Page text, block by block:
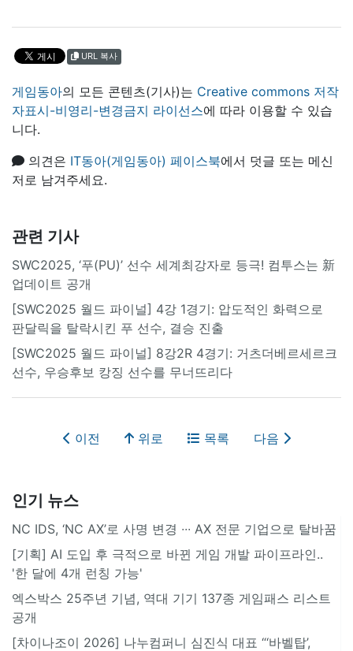
URL 복사
게임동아의 모든 콘텐츠(기사)는 Creative commons 저작
자표시-비영리-변경금지 라이선스에 따라 이용할 수 있습
니다.
의견은 IT동아(게임동아) 페이스북에서 덧글 또는 메신
저로 남겨주세요.
관련 기사
SWC2025, ‘푸(PU)’ 선수 세계최강자로 등극! 컴투스는 新
업데이트 공개
[SWC2025 월드 파이널] 4강 1경기: 압도적인 화력으로
판달릭을 탈락시킨 푸 선수, 결승 진출
[SWC2025 월드 파이널] 8강2R 4경기: 거츠더베르세르크
선수, 우승후보 캉징 선수를 무너뜨리다
이전 위로 목록 다음
인기 뉴스
NC IDS, ‘NC AX’로 사명 변경 ∙∙∙ AX 전문 기업으로 탈바꿈
[기획] AI 도입 후 극적으로 바뀐 게임 개발 파이프라인..
'한 달에 4개 런칭 가능'
엑스박스 25주년 기념, 역대 기기 137종 게임패스 리스트
공개
[차이나조이 2026] 나누컴퍼니 심진식 대표 “‘바벨탑’,